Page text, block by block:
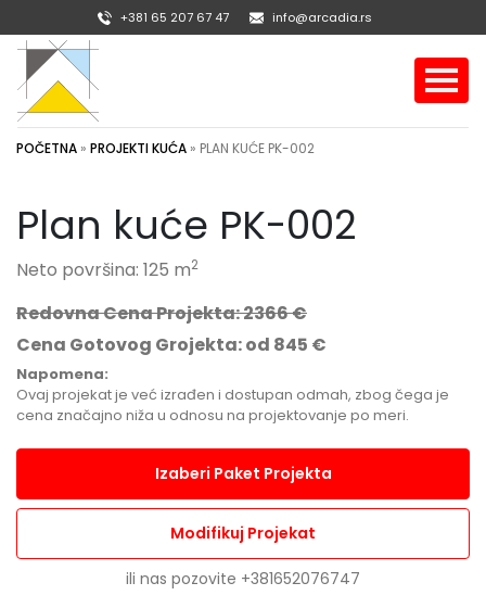
+381 65 207 67 47 info@arcadia.rs
POČETNA » PROJEKTI KUĆA » PLAN KUĆE PK-002
Plan kuće PK-002
Neto površina: 125 m2
Redovna Cena Projekta: 2366 €
Cena Gotovog Grojekta: od 845 €
Napomena:
Ovaj projekat je već izrađen i dostupan odmah, zbog čega je
cena značajno niža u odnosu na projektovanje po meri.
Izaberi Paket Projekta
Modifikuj Projekat
ili nas pozovite +381652076747